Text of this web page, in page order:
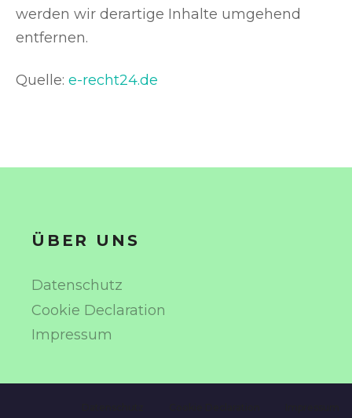
werden wir derartige Inhalte umgehend
entfernen.
Quelle: e-recht24.de
ÜBER UNS
Datenschutz
Cookie Declaration
Impressum